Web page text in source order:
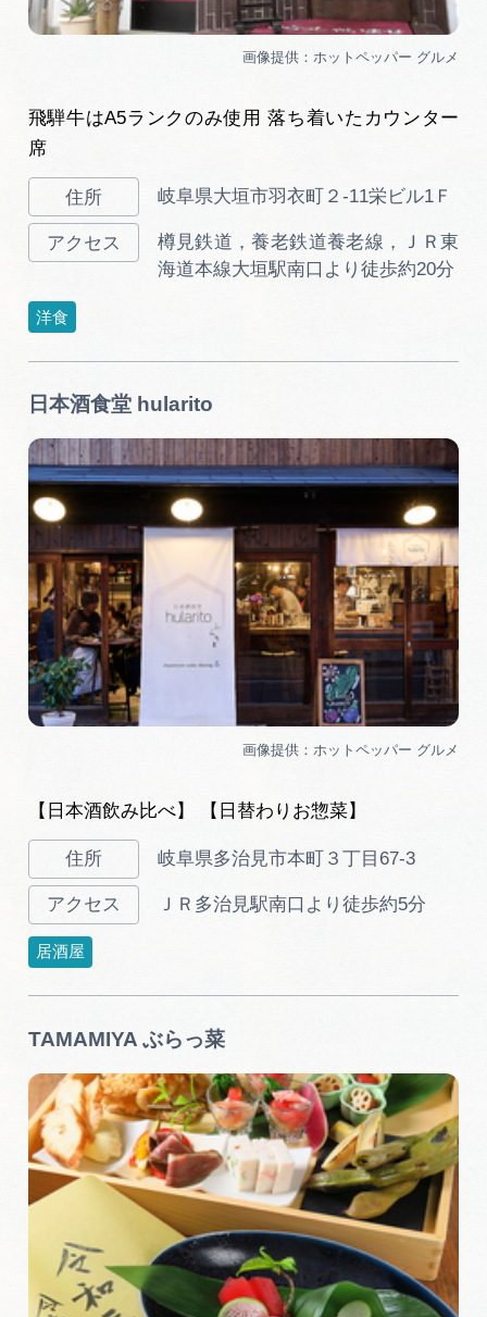
飛騨牛はA5ランクのみ使用 落ち着いたカウンター
席
岐阜県大垣市羽衣町２-11栄ビル1Ｆ
樽見鉄道，養老鉄道養老線，ＪＲ東
海道本線大垣駅南口より徒歩約20分
洋食
日本酒食堂 hularito
【日本酒飲み比べ】 【日替わりお惣菜】
岐阜県多治見市本町３丁目67-3
ＪＲ多治見駅南口より徒歩約5分
居酒屋
TAMAMIYA ぶらっ菜